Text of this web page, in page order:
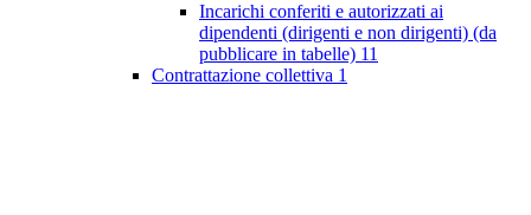
Incarichi conferiti e autorizzati ai
dipendenti (dirigenti e non dirigenti) (da
pubblicare in tabelle) 11
Contrattazione collettiva 1